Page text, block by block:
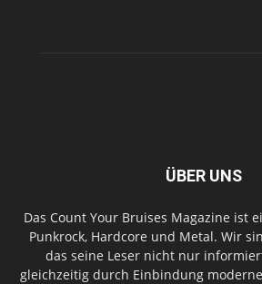
ÜBER UNS
Das Count Your Bruises Magazine ist
Punkrock, Hardcore und Metal. Wir
das seine Leser nicht nur
gleichzeitig durch Einbindung